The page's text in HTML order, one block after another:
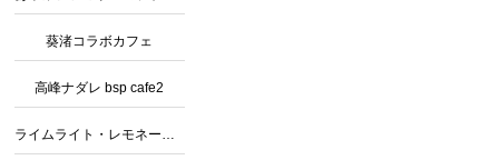
葵渚コラボカフェ
高峰ナダレ bsp cafe2